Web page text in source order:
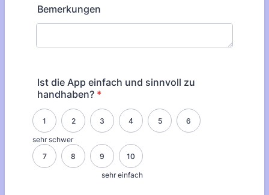
Bemerkungen
Ist die App einfach und sinnvoll zu
handhaben? *
sehr schwer
1 2 3 4 5 6
7 8 9
sehr einfach
10
1 is sehr schwer, 10 is sehr einfach